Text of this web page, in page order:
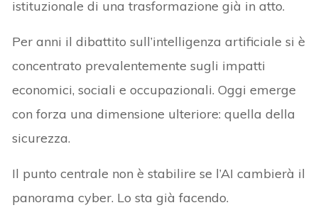
istituzionale di una trasformazione già in atto.
Per anni il dibattito sull’intelligenza artificiale si è
concentrato prevalentemente sugli impatti
economici, sociali e occupazionali. Oggi emerge
con forza una dimensione ulteriore: quella della
sicurezza.
Il punto centrale non è stabilire se l’AI cambierà il
panorama cyber. Lo sta già facendo.